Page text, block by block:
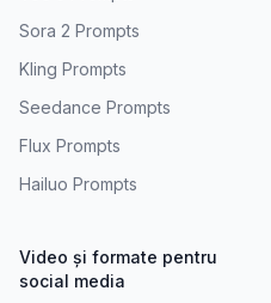
Sora 2 Prompts
Kling Prompts
Seedance Prompts
Flux Prompts
Hailuo Prompts
Video și formate pentru
social media